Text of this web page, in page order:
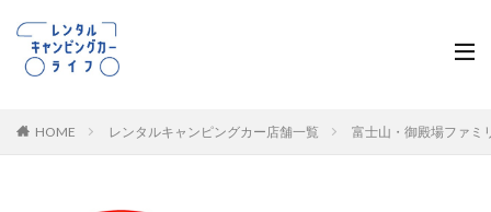
HOME レンタルキャンピングカー店舗一覧 富士山・御殿場ファミ